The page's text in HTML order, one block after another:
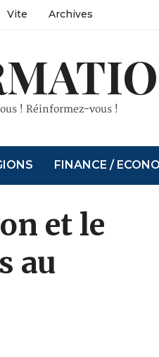
Vite Archives
! Réinformez-vous !
FINANCE /
et le
au